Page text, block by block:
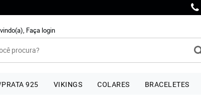
Faça login
925 VIKINGS COLARES BRACELETES